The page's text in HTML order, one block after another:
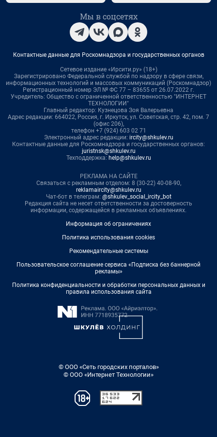
Мы в соцсетях
Контактные данные для Роскомнадзора и государственных органов
Сетевое издание «Ирсити.ру» (18+)
Зарегистрировано Федеральной службой по надзору в сфере связи,
информационных технологий и массовых коммуникаций (Роскомнадзор)
Регистрационный номер ЭЛ № ФС 77 – 83655 от 26.07.2022 г.
Учредитель: Общество с ограниченной ответственностью "ИНТЕРНЕТ
ТЕХНОЛОГИИ"
Главный редактор: Кузнецова Зоя Валерьевна
Адрес редакции: 664022, Россия, г. Иркутск, ул. Советская, стр. 42, пом. 7
(офис 206),
телефон +7 (924) 603 02 71
Электронный адрес редакции: ircity@shkulev.ru
Контактные данные для Роскомнадзора и государственных органов:
juristnsk@shkulev.ru
Техподдержка: help@shkulev.ru
РЕКЛАМА НА САЙТЕ
Связаться с рекламным отделом: 8 (30-22) 40-08-90,
reklamaircity@shkulev.ru
Чат-бот в телеграм: @shkulev_social_ircity_bot
Редакция сайта не несет ответственности за достоверность
информации, содержащейся в рекламных объявлениях.
Информация об ограничениях
Политика использования cookies
Рекомендательные системы
Пользовательское соглашение сервиса «Подписка без баннерной
рекламы»
Политика конфиденциальности и обработки персональных данных и
правила использования сайта
© ООО «Сеть городских порталов»
© ООО «Интернет Технологии»